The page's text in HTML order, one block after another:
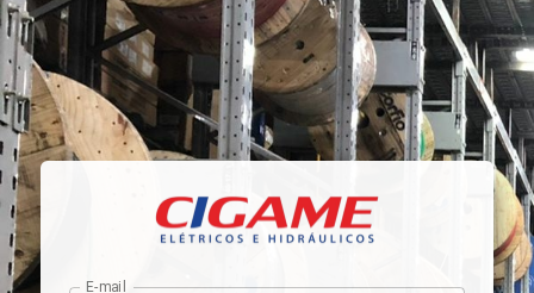
E-mail